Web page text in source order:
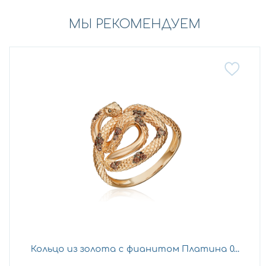
МЫ РЕКОМЕНДУЕМ
Кольцо из золота с фианитом Платина 0...